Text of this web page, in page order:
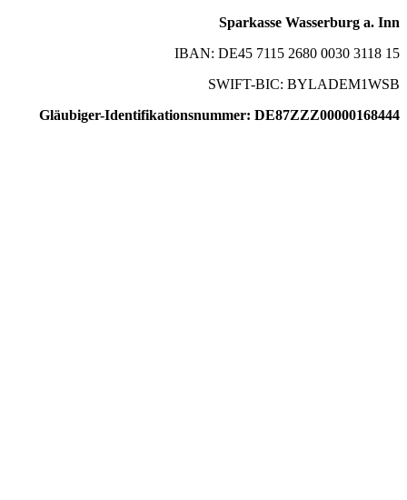
Sparkasse Wasserburg a. Inn
IBAN: DE45 7115 2680 0030 3118 15
SWIFT-BIC: BYLADEM1WSB
Gläubiger-Identifikationsnummer: DE87ZZZ00000168444